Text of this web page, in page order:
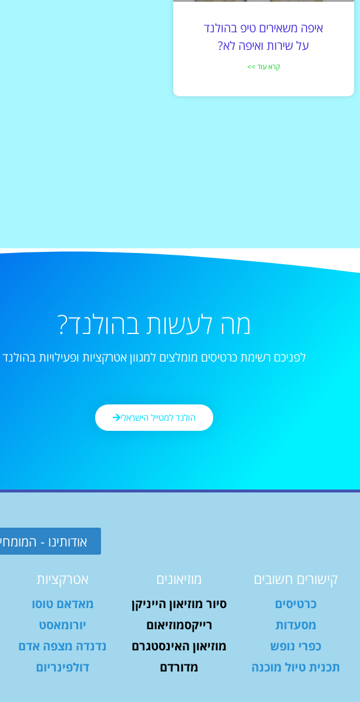
איפה משאירים טיפ בהולנד
על שירות ואיפה לא?
קרא עוד >>
מה לעשות בהולנד?
לפניכם רשימת כרטיסים מומלצים למגוון אטרקציות ופעילויות בהולנד
הולנד למטייל הישראלי
אודותינו -
קישורים חשובים
כרטיסים
מסעדות
כפרי נופש
תכנית טיול מוכנה
מוזיאונים
סיור מוזיאון הייניקן
רייקסמוזיאום
מוזיאון האינסטגרם
מדורדם
אטרקציות
מאדאם טוסו
יורומאסט
נדנדה מצפה אדם
דולפינריום